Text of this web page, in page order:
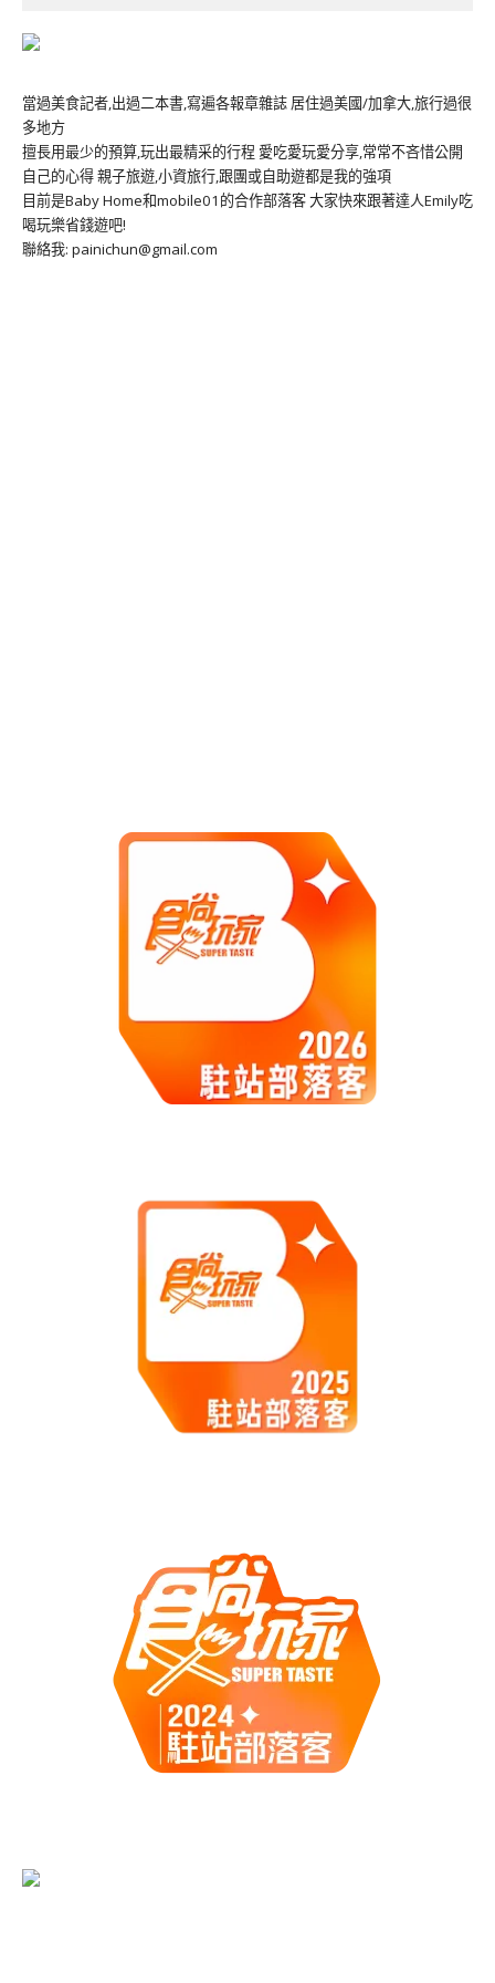
當過美食記者,出過二本書,寫遍各報章雜誌 居住過美國/加拿大,旅行過很
多地方
擅長用最少的預算,玩出最精采的行程 愛吃愛玩愛分享,常常不吝惜公開
自己的心得 親子旅遊,小資旅行,跟團或自助遊都是我的強項
目前是Baby Home和mobile01的合作部落客 大家快來跟著達人Emily吃
喝玩樂省錢遊吧!
聯絡我: painichun@gmail.com